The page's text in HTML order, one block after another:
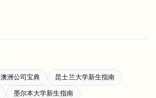
澳洲公司宝典
昆士兰大学新生指南
墨尔本大学新生指南